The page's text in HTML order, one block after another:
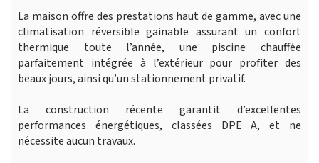
La maison offre des prestations haut de gamme, avec une
climatisation réversible gainable assurant un confort
thermique toute l’année, une piscine chauffée
parfaitement intégrée à l’extérieur pour profiter des
beaux jours, ainsi qu’un stationnement privatif.
La construction récente garantit d’excellentes
performances énergétiques, classées DPE A, et ne
nécessite aucun travaux.